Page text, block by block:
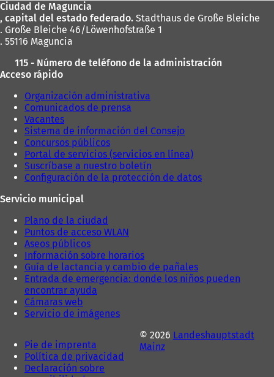
pies
Ciudad de Maguncia
, capital del estado federado. Stadthaus de Große Bleiche
. Große Bleiche 46/Löwenhofstraße 1
. 55116 Maguncia
115 - Número de teléfono de la administración
Acceso rápido
Organización administrativa
Comunicados de prensa
Vacantes
Sistema de información del Consejo
Concursos públicos
Portal de servicios (servicios en línea)
Suscríbase a nuestro boletín
Configuración de la protección de datos
Servicio municipal
Plano de la ciudad
Puntos de acceso WLAN
Aseos públicos
Información sobre horarios
Guía de lactancia y cambio de pañales
Entrada de emergencia: donde los niños pueden
encontrar ayuda
Cámaras web
Servicio de imágenes
Pie de imprenta
Política de privacidad
Declaración sobre
© 2026 Landeshauptstadt
Mainz